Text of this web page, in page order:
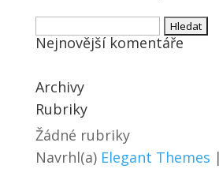
Vyhledávání
Nejnovější komentáře
Archivy
Rubriky
Žádné rubriky
Navrhl(a) Elegant Themes